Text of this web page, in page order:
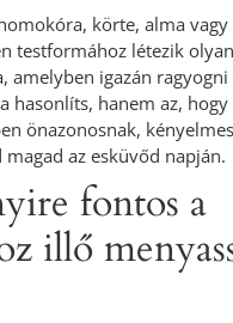
körte, alma
testformához létezik olyan
amelyben igazán ragyogni
hasonlíts, hanem az,
önazonosnak,
az esküvőd napján.
fontos a
illő